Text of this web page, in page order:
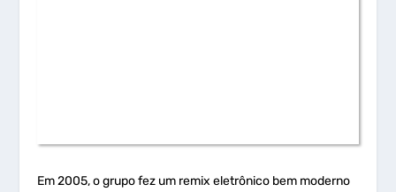
Em 2005, o grupo fez um remix eletrônico bem moderno